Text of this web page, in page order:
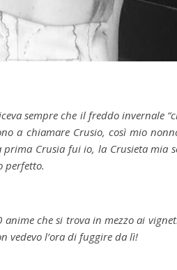
sempre che il freddo invernale
a chiamare Crusio, così mio
prima Crusia fui io, la Crusieta mia
perfetto.
che si trova in mezzo ai
vedevo l’ora di fuggire da lì!